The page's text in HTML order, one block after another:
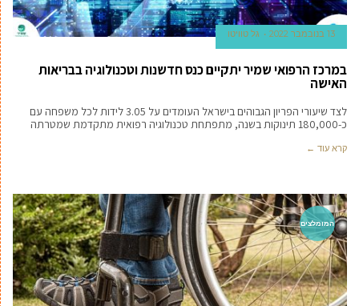
13 בנובמבר 2022 גל טוויטו
במרכז הרפואי שמיר יתקיים כנס חדשנות וטכנולוגיה בבריאות
האישה
לצד שיעורי הפריון הגבוהים בישראל העומדים על 3.05 לידות לכל משפחה עם
כ-180,000 תינוקות בשנה, מתפתחת טכנולוגיה רפואית מתקדמת שמטרתה
קרא עוד ←
המומלצים